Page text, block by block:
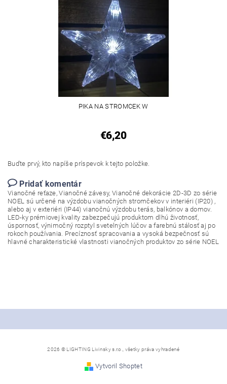
PIKA NA STROMCEK W
€6,20
Buďte prvý, kto napíše príspevok k tejto položke.
Pridať komentár
Vianočné reťaze, Vianočné závesy, Vianočné dekorácie 2D-3D zo série
NOEL sú určené na výzdobu vianočných stromčekov v interiéri (IP20) ,
alebo aj v exteriéri (IP44) vianočnú výzdobu terás, balkónov a domov.
LED-ky prémiovej kvality zabezpečujú produktom dlhú životnosť,
úspornosť, výnimočný rozptyl svetelných lúčov a farebnú stálosť aj po
rokoch používania. Precíznosť spracovania a vysoká bezpečnosť sú
hlavné charakteristické vlastnosti vianočných produktov zo série NOEL
2026 © LIGHTING Livinsky s.r.o., všetky práva vyhradené
Vytvoril Shoptet